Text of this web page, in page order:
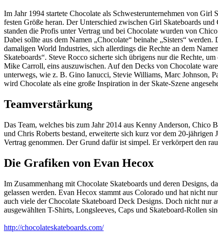
Im Jahr 1994 startete Chocolate als Schwesterunternehmen von Girl
festen Größe heran. Der Unterschied zwischen Girl Skateboards
standen die Profis unter Vertrag und bei Chocolate wurden von
Dabei sollte aus dem Namen „Chocolate“ beinahe „Sisters“
damaligen World Industries, sich allerdings die Rechte an dem
Skateboards“. Steve Rocco sicherte sich übrigens nur die Rechte,
Mike Carroll, eins auszuwischen. Auf den Decks von Chocolate
unterwegs, wie z. B. Gino Ianucci, Stevie Williams, Marc Johnson,
wird Chocolate als eine große Inspiration in der Skate-Szene
Teamverstärkung
Das Team, welches bis zum Jahr 2014 aus Kenny Anderson, Chico
und Chris Roberts bestand, erweiterte sich kurz vor dem 20-
Vertrag genommen. Der Grund dafür ist simpel. Er verkörpert den
Die Grafiken von Evan Hecox
Im Zusammenhang mit Chocolate Skateboards und deren Designs,
gelassen werden. Evan Hecox stammt aus Colorado und hat nicht
auch viele der Chocolate Skateboard Deck Designs. Doch nicht nur
ausgewählten T-Shirts, Longsleeves, Caps und Skateboard-Rollen
http://chocolateskateboards.com/